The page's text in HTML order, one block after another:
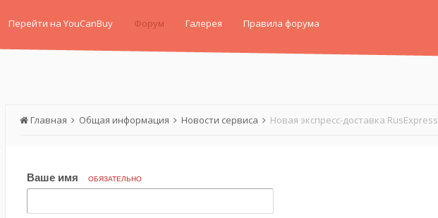
Перейти на YouCanBuy Форум Галерея Правила форума
Главная Общая информация Новости сервиса Новая экспресс-доставка RusExpress
Ваше имя ОБЯЗАТЕЛЬНО